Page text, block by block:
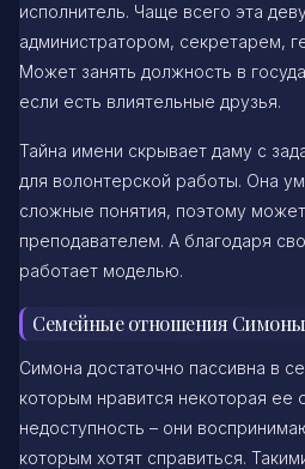
исполнитель. Чаще всего эта
администратором, секретарем,
Может занять должность в
если есть влиятельные друзья.
Тайна имени скрывает даму с
для волонтерской работы. Она
сложные понятия, поэтому
преподавателем. А благодаря
работает моделью.
Семейные отношения Симоны
Симона достаточно пассивна в
которым нравится некоторая ее
недоступность – они
которым хотят справиться.